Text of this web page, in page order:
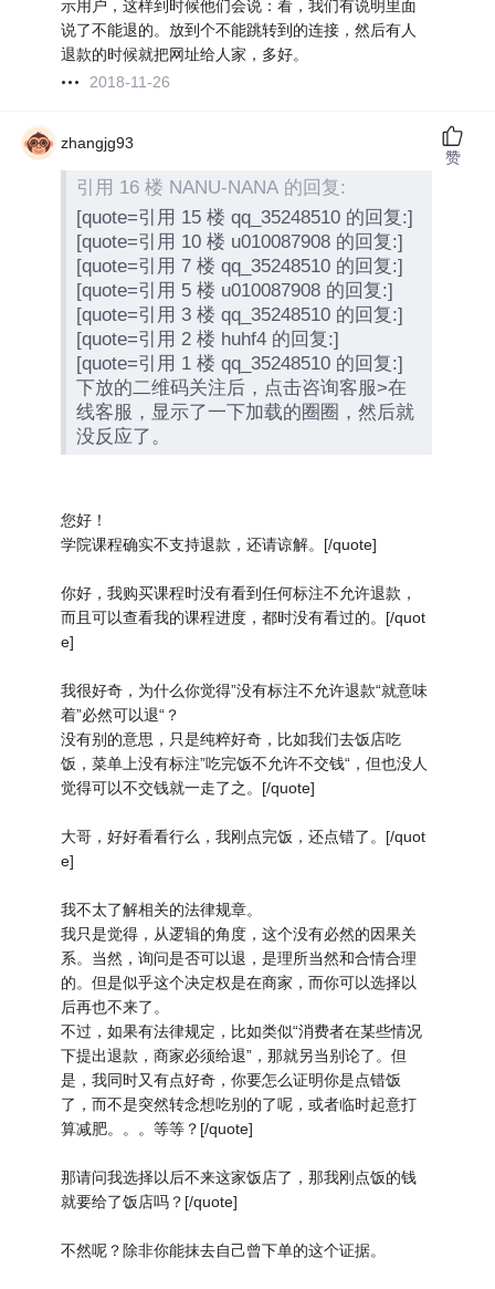
示用户，这样到时候他们会说：看，我们有说明里面
说了不能退的。放到个不能跳转到的连接，然后有人
退款的时候就把网址给人家，多好。
2018-11-26
zhangjg93
引用 16 楼 NANU-NANA 的回复:
[quote=引用 15 楼 qq_35248510 的回复:]
[quote=引用 10 楼 u010087908 的回复:]
[quote=引用 7 楼 qq_35248510 的回复:]
[quote=引用 5 楼 u010087908 的回复:]
[quote=引用 3 楼 qq_35248510 的回复:]
[quote=引用 2 楼 huhf4 的回复:]
[quote=引用 1 楼 qq_35248510 的回复:]
下放的二维码关注后，点击咨询客服>在
线客服，显示了一下加载的圈圈，然后就
没反应了。
您好！
学院课程确实不支持退款，还请谅解。[/quote]
你好，我购买课程时没有看到任何标注不允许退款，
而且可以查看我的课程进度，都时没有看过的。[/quot
e]
我很好奇，为什么你觉得”没有标注不允许退款“就意味
着”必然可以退“？
没有别的意思，只是纯粹好奇，比如我们去饭店吃
饭，菜单上没有标注”吃完饭不允许不交钱“，但也没人
觉得可以不交钱就一走了之。[/quote]
大哥，好好看看行么，我刚点完饭，还点错了。[/quot
e]
我不太了解相关的法律规章。
我只是觉得，从逻辑的角度，这个没有必然的因果关
系。当然，询问是否可以退，是理所当然和合情合理
的。但是似乎这个决定权是在商家，而你可以选择以
后再也不来了。
不过，如果有法律规定，比如类似“消费者在某些情况
下提出退款，商家必须给退”，那就另当别论了。但
是，我同时又有点好奇，你要怎么证明你是点错饭
了，而不是突然转念想吃别的了呢，或者临时起意打
算减肥。。。等等？[/quote]
那请问我选择以后不来这家饭店了，那我刚点饭的钱
就要给了饭店吗？[/quote]
不然呢？除非你能抹去自己曾下单的这个证据。
赞